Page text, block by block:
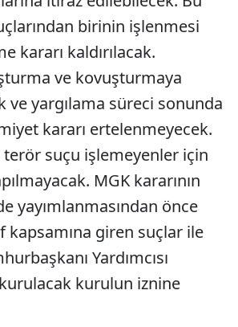
birinin işlenmesi
kararı kaldırılacak.
ve kovuşturmaya
ve yargılama süreci sonunda
kararı ertelenmeyecek.
suçu işlemeyenler için
MGK kararının
yayımlanmasından önce
kapsamına giren suçlar ile
Yardımcısı
kurulun iznine